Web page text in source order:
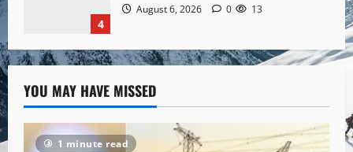
4
August 6, 2026 0 13
YOU MAY HAVE MISSED
1 minute read